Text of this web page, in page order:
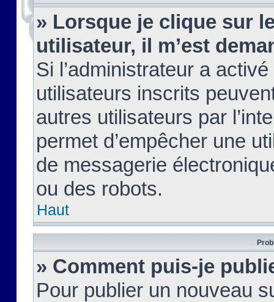
» Lorsque je clique sur
utilisateur, il m’est
Si l’administrateur a
utilisateurs inscrits
autres utilisateurs par
permet d’empêcher une
de messagerie
ou des robots.
Haut
» Comment puis-je
Pour publier un nouveau